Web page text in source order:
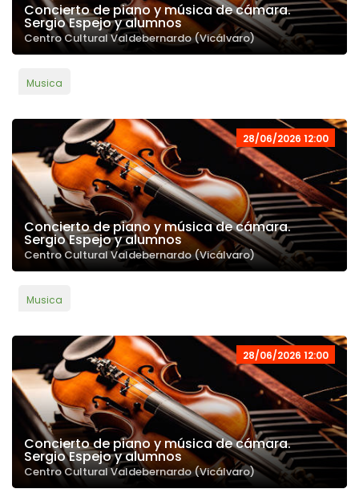
Concierto de piano y música de cámara.
Sergio Espejo y alumnos
Centro Cultural Valdebernardo (Vicálvaro)
Musica
28/06/2026 12:00
Concierto de piano y música de cámara.
Sergio Espejo y alumnos
Centro Cultural Valdebernardo (Vicálvaro)
Musica
28/06/2026 12:00
Concierto de piano y música de cámara.
Sergio Espejo y alumnos
Centro Cultural Valdebernardo (Vicálvaro)